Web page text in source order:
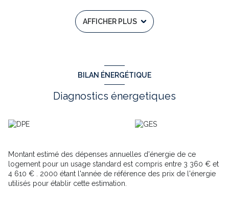
Le tout sur un terrain de 1700 m².
Les informations sur les risques auxquels ce bien est
Annonce immobilière rédigée sous la responsabilité éditoriale
Annonce proposée par un agent commercial
AFFICHER PLUS
BILAN ÉNERGÉTIQUE
Diagnostics énergetiques
Montant estimé des dépenses annuelles d'énergie de ce
logement pour un usage standard est compris entre 3 360 € et
4 610 € . 2000 étant l'année de référence des prix de l'énergie
utilisés pour établir cette estimation.